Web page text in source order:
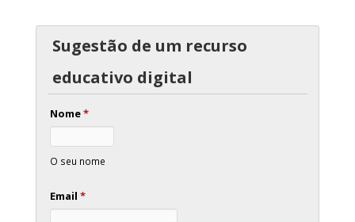
Sugestão de um recurso
educativo digital
Nome*
O seu nome
Email*